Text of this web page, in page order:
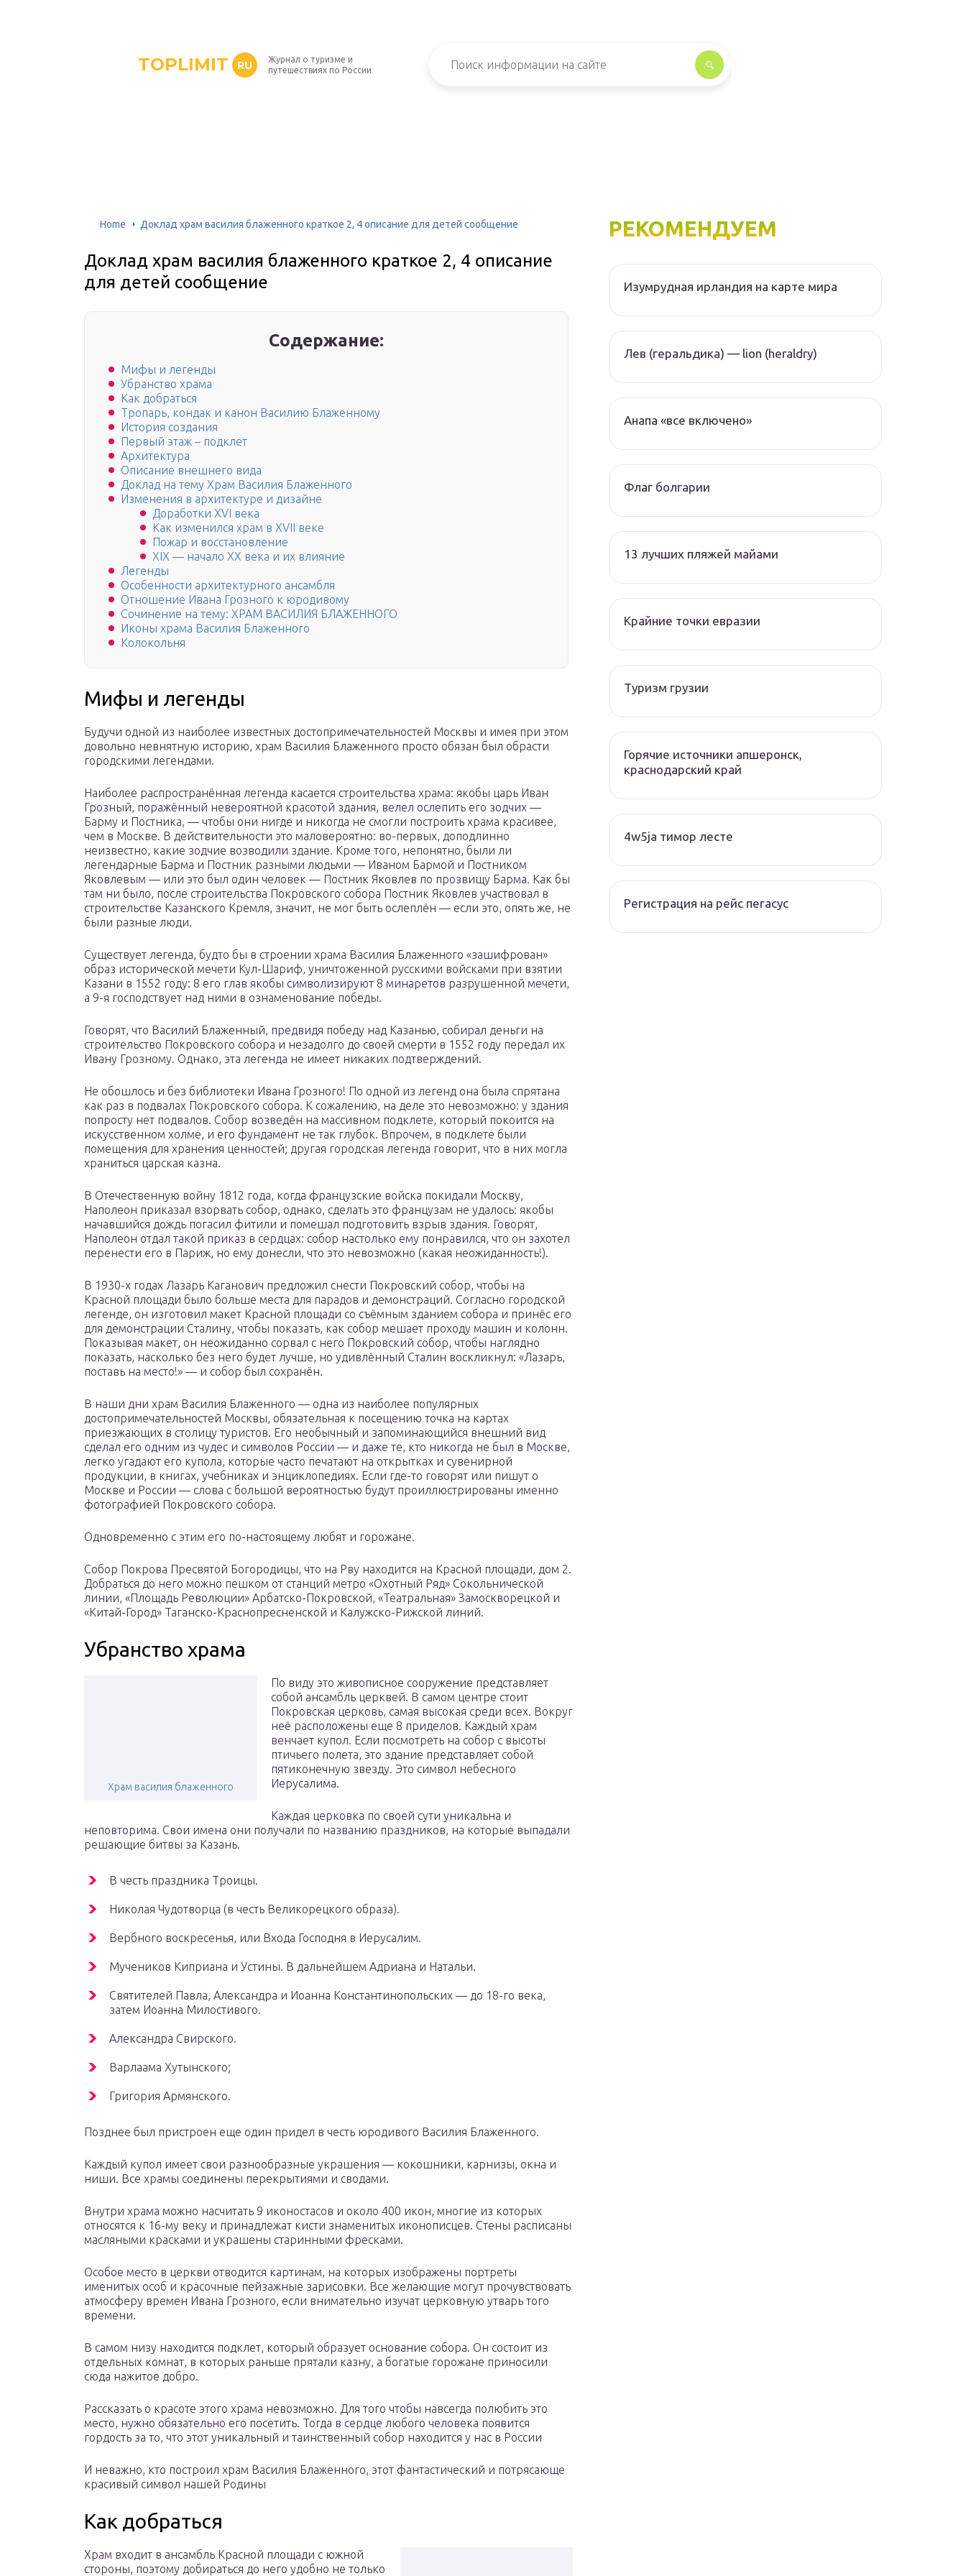
TOPLIMIT RU
Журнал о туризме и
путешествиях по России
Home Доклад храм василия блаженного краткое 2, 4 описание для детей сообщение
Доклад храм василия блаженного краткое 2, 4 описание
для детей сообщение
Содержание:
Мифы и легенды
Убранство храма
Как добраться
Тропарь, кондак и канон Василию Блаженному
История создания
Первый этаж – подклет
Архитектура
Описание внешнего вида
Доклад на тему Храм Василия Блаженного
Изменения в архитектуре и дизайне
Доработки XVI века
Как изменился храм в XVII веке
Пожар и восстановление
XIX — начало XX века и их влияние
Легенды
Особенности архитектурного ансамбля
Отношение Ивана Грозного к юродивому
Сочинение на тему: ХРАМ ВАСИЛИЯ БЛАЖЕННОГО
Иконы храма Василия Блаженного
Колокольня
Мифы и легенды
Будучи одной из наиболее известных достопримечательностей Москвы и имея при этом
довольно невнятную историю, храм Василия Блаженного просто обязан был обрасти
городскими легендами.
Наиболее распространённая легенда касается строительства храма: якобы царь Иван
Грозный, поражённый невероятной красотой здания, велел ослепить его зодчих —
Барму и Постника, — чтобы они нигде и никогда не смогли построить храма красивее,
чем в Москве. В действительности это маловероятно: во-первых, доподлинно
неизвестно, какие зодчие возводили здание. Кроме того, непонятно, были ли
легендарные Барма и Постник разными людьми — Иваном Бармой и Постником
Яковлевым — или это был один человек — Постник Яковлев по прозвищу Барма. Как бы
там ни было, после строительства Покровского собора Постник Яковлев участвовал в
строительстве Казанского Кремля, значит, не мог быть ослеплён — если это, опять же, не
были разные люди.
Существует легенда, будто бы в строении храма Василия Блаженного «зашифрован»
образ исторической мечети Кул-Шариф, уничтоженной русскими войсками при взятии
Казани в 1552 году: 8 его глав якобы символизируют 8 минаретов разрушенной мечети,
а 9-я господствует над ними в ознаменование победы.
Говорят, что Василий Блаженный, предвидя победу над Казанью, собирал деньги на
строительство Покровского собора и незадолго до своей смерти в 1552 году передал их
Ивану Грозному. Однако, эта легенда не имеет никаких подтверждений.
Не обошлось и без библиотеки Ивана Грозного! По одной из легенд она была спрятана
как раз в подвалах Покровского собора. К сожалению, на деле это невозможно: у здания
попросту нет подвалов. Собор возведён на массивном подклете, который покоится на
искусственном холме, и его фундамент не так глубок. Впрочем, в подклете были
помещения для хранения ценностей; другая городская легенда говорит, что в них могла
храниться царская казна.
В Отечественную войну 1812 года, когда французские войска покидали Москву,
Наполеон приказал взорвать собор, однако, сделать это французам не удалось: якобы
начавшийся дождь погасил фитили и помешал подготовить взрыв здания. Говорят,
Наполеон отдал такой приказ в сердцах: собор настолько ему понравился, что он захотел
перенести его в Париж, но ему донесли, что это невозможно (какая неожиданность!).
В 1930-х годах Лазарь Каганович предложил снести Покровский собор, чтобы на
Красной площади было больше места для парадов и демонстраций. Согласно городской
легенде, он изготовил макет Красной площади со съёмным зданием собора и принёс его
для демонстрации Сталину, чтобы показать, как собор мешает проходу машин и колонн.
Показывая макет, он неожиданно сорвал с него Покровский собор, чтобы наглядно
показать, насколько без него будет лучше, но удивлённый Сталин воскликнул: «Лазарь,
поставь на место!» — и собор был сохранён.
В наши дни храм Василия Блаженного — одна из наиболее популярных
достопримечательностей Москвы, обязательная к посещению точка на картах
приезжающих в столицу туристов. Его необычный и запоминающийся внешний вид
сделал его одним из чудес и символов России — и даже те, кто никогда не был в Москве,
легко угадают его купола, которые часто печатают на открытках и сувенирной
продукции, в книгах, учебниках и энциклопедиях. Если где-то говорят или пишут о
Москве и России — слова с большой вероятностью будут проиллюстрированы именно
фотографией Покровского собора.
Одновременно с этим его по-настоящему любят и горожане.
Собор Покрова Пресвятой Богородицы, что на Рву находится на Красной площади, дом 2.
Добраться до него можно пешком от станций метро «Охотный Ряд» Сокольнической
линии, «Площадь Революции» Арбатско-Покровской, «Театральная» Замоскворецкой и
«Китай-Город» Таганско-Краснопресненской и Калужско-Рижской линий.
Убранство храма
Храм василия блаженного
По виду это живописное сооружение представляет
собой ансамбль церквей. В самом центре стоит
Покровская церковь, самая высокая среди всех. Вокруг
неё расположены еще 8 приделов. Каждый храм
венчает купол. Если посмотреть на собор с высоты
птичьего полета, это здание представляет собой
пятиконечную звезду. Это символ небесного
Иерусалима.
Каждая церковка по своей сути уникальна и
неповторима. Свои имена они получали по названию праздников, на которые выпадали
решающие битвы за Казань.
В честь праздника Троицы.
Николая Чудотворца (в честь Великорецкого образа).
Вербного воскресенья, или Входа Господня в Иерусалим.
Мучеников Киприана и Устины. В дальнейшем Адриана и Натальи.
Святителей Павла, Александра и Иоанна Константинопольских — до 18-го века,
затем Иоанна Милостивого.
Александра Свирского.
Варлаама Хутынского;
Григория Армянского.
Позднее был пристроен еще один придел в честь юродивого Василия Блаженного.
Каждый купол имеет свои разнообразные украшения — кокошники, карнизы, окна и
ниши. Все храмы соединены перекрытиями и сводами.
Внутри храма можно насчитать 9 иконостасов и около 400 икон, многие из которых
относятся к 16-му веку и принадлежат кисти знаменитых иконописцев. Стены расписаны
масляными красками и украшены старинными фресками.
Особое место в церкви отводится картинам, на которых изображены портреты
именитых особ и красочные пейзажные зарисовки. Все желающие могут прочувствовать
атмосферу времен Ивана Грозного, если внимательно изучат церковную утварь того
времени.
В самом низу находится подклет, который образует основание собора. Он состоит из
отдельных комнат, в которых раньше прятали казну, а богатые горожане приносили
сюда нажитое добро.
Рассказать о красоте этого храма невозможно. Для того чтобы навсегда полюбить это
место, нужно обязательно его посетить. Тогда в сердце любого человека появится
гордость за то, что этот уникальный и таинственный собор находится у нас в России
И неважно, кто построил храм Василия Блаженного, этот фантастический и потрясающе
красивый символ нашей Родины
Как добраться
Храм входит в ансамбль Красной площади с южной
стороны, поэтому добираться до него удобно не только
РЕКОМЕНДУЕМ
Изумрудная ирландия на карте мира
Лев (геральдика) — lion (heraldry)
Анапа «все включено»
Флаг болгарии
13 лучших пляжей майами
Крайние точки евразии
Туризм грузии
Горячие источники апшеронск,
краснодарский край
4w5ja тимор лесте
Регистрация на рейс пегасус